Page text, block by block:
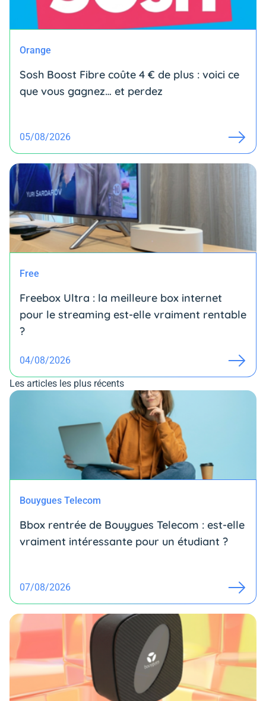
Orange
Sosh Boost Fibre coûte 4 € de plus : voici ce
que vous gagnez… et perdez
05/08/2026
Free
Freebox Ultra : la meilleure box internet
pour le streaming est-elle vraiment rentable
?
04/08/2026
Les articles les plus récents
Bouygues Telecom
Bbox rentrée de Bouygues Telecom : est-elle
vraiment intéressante pour un étudiant ?
07/08/2026